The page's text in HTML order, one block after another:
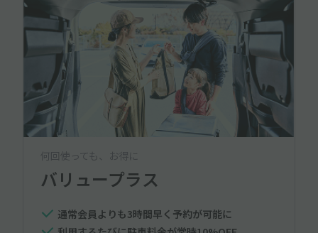
何回使っても、お得に
バリュープラス
通常会員よりも3時間早く予約が可能に